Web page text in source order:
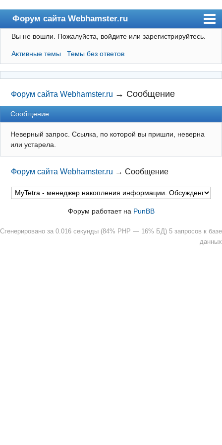
Форум сайта Webhamster.ru
Форум
Пользователи
Поиск
Регистрация
Вход
Webhamster.ru
Вы не вошли. Пожалуйста, войдите или зарегистрируйтесь.
Активные темы Темы без ответов
Форум сайта Webhamster.ru → Сообщение
Сообщение
Неверный запрос. Ссылка, по которой вы пришли, неверна
или устарела.
Форум сайта Webhamster.ru →Сообщение
Форум работает на PunBB
Сгенерировано за 0.016 секунды (84% PHP — 16% БД) 5 запросов к базе
данных